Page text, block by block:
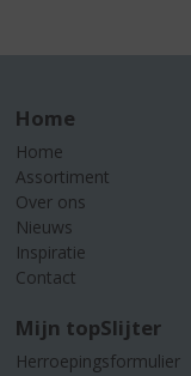
Home
Home
Assortiment
Over ons
Nieuws
Inspiratie
Contact
Mijn topSlijter
Herroepingsformulier